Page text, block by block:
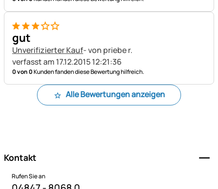
3 von 5
gut
Unverifizierter Kauf- von priebe r.
verfasst am 17.12.2015 12:21:36
0 von 0Kunden fanden diese Bewertung hilfreich.
Alle Bewertungen anzeigen
Kontakt
Rufen Sie an